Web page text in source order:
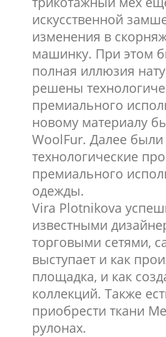
искусственной
изменения в
машинку. При этом
полная иллюзия
решены
премиального
новому материалу
WoolFur. Далее
технологические
премиального
одежды.
Vira Plotnikova
известными
торговыми сетями,
выступает и как
площадка, и как
коллекций. Также
приобрести ткани
рулонах.